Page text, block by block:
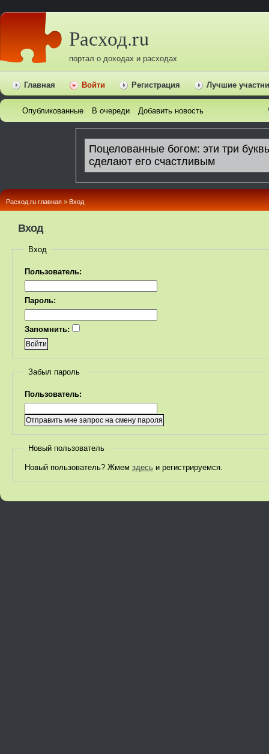
Расход.ru
портал о доходах и расходах
Главная Войти Регистрация Лучшие
Опубликованные В очереди Добавить новость
Расход.ru главная » Вход
Вход
Вход
Пользователь:
Пароль:
Запомнить:
Забыл пароль
Пользователь:
Новый пользователь
Новый пользователь? Жмем здесьи регистрируемся.